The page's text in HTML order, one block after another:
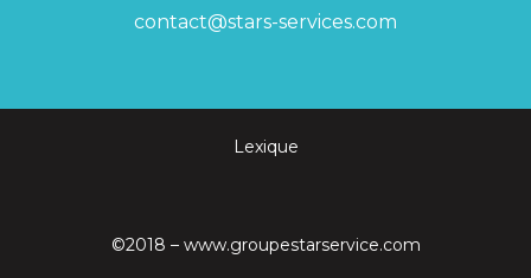
contact@stars-services.com
Lexique
©2018 – www.groupestarservice.com